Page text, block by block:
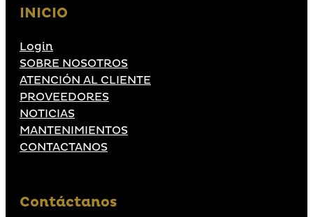
INICIO
Login
SOBRE NOSOTROS
ATENCIÓN AL CLIENTE
PROVEEDORES
NOTICIAS
MANTENIMIENTOS
CONTACTANOS
Contáctanos